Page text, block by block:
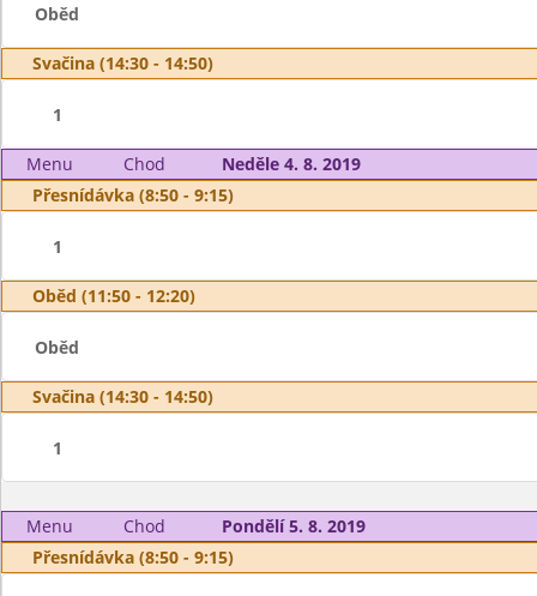
Oběd
Svačina (14:30 - 14:50)
1
Menu Chod
Neděle 4. 8. 2019
Přesnídávka (8:50 - 9:15)
1
Oběd (11:50 - 12:20)
Oběd
Svačina (14:30 - 14:50)
1
Menu Chod
Pondělí 5. 8. 2019
Přesnídávka (8:50 - 9:15)